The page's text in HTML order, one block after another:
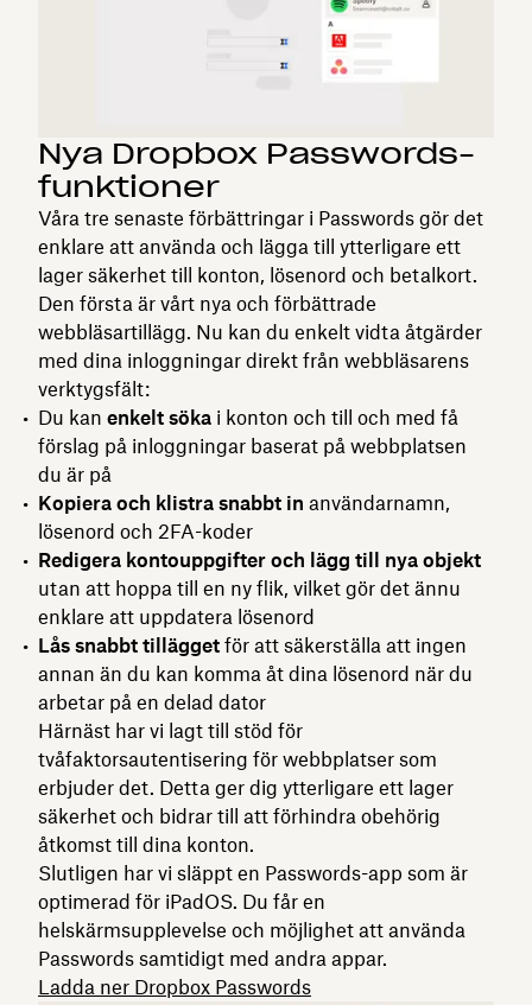
Nya Dropbox Passwords-
funktioner
Våra tre senaste förbättringar i Passwords gör det
enklare att använda och lägga till ytterligare ett
lager säkerhet till konton, lösenord och betalkort.
Den första är vårt nya och förbättrade
webbläsartillägg. Nu kan du enkelt vidta åtgärder
med dina inloggningar direkt från webbläsarens
verktygsfält:
Du kan enkelt söka i konton och till och med få
förslag på inloggningar baserat på webbplatsen
du är på
Kopiera och klistra snabbt in användarnamn,
lösenord och 2FA-koder
Redigera kontouppgifter och lägg till nya objekt
utan att hoppa till en ny flik, vilket gör det ännu
enklare att uppdatera lösenord
Lås snabbt tillägget för att säkerställa att ingen
annan än du kan komma åt dina lösenord när du
arbetar på en delad dator
Härnäst har vi lagt till stöd för
tvåfaktorsautentisering för webbplatser som
erbjuder det. Detta ger dig ytterligare ett lager
säkerhet och bidrar till att förhindra obehörig
åtkomst till dina konton.
Slutligen har vi släppt en Passwords-app som är
optimerad för iPadOS. Du får en
helskärmsupplevelse och möjlighet att använda
Passwords samtidigt med andra appar.
Ladda ner Dropbox Passwords